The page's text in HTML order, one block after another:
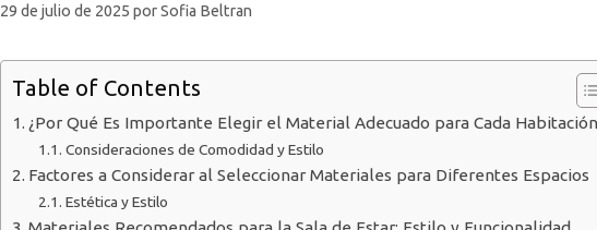
29 de julio de 2025 porSofia Beltran
Table of Contents
¿Por Qué Es Importante Elegir el Material Adecuado para Cada
Consideraciones de Comodidad y Estilo
Factores a Considerar al Seleccionar Materiales para Diferentes Espacios
Estética y Estilo